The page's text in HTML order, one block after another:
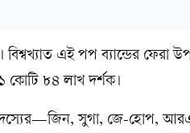
এই পপ ব্যান্ডের ফেরা
১ কোটি ৮৪ লাখ দর্শক।
সুগা, জে-হোপ,